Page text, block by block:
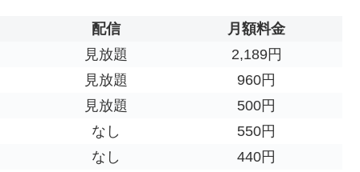
配信
月額料金
見放題
2,189円
見放題
960円
見放題
500円
なし
550円
なし 440円